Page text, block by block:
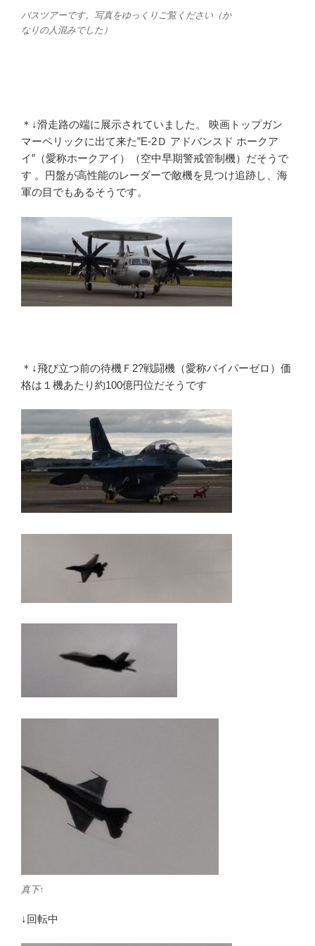
バスツアーです。写真をゆっくりご覧ください（か
なりの人混みでした）
＊↓滑走路の端に展示されていました。 映画トップガン
マーベリックに出て来た”E-2Ｄ アドバンスド ホークア
イ”（愛称ホークアイ）（空中早期警戒管制機）だそうで
す 。円盤が高性能のレーダーで敵機を見つけ追跡し、海
軍の目でもあるそうです。
＊↓飛び立つ前の待機Ｆ2?戦闘機（愛称バイパーゼロ）価
格は１機あたり約100億円位だそうです
真下↑
↓回転中